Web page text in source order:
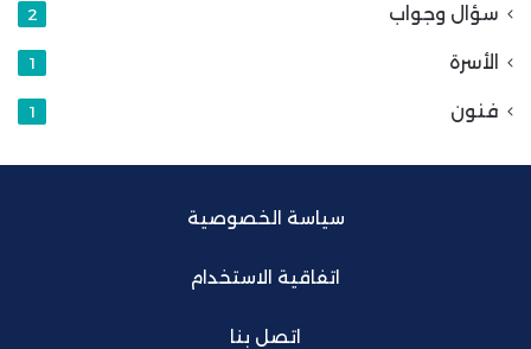
سؤال وجواب 2
الأسرة 1
فنون 1
سياسة الخصوصية
اتفاقية الاستخدام
اتصل بنا